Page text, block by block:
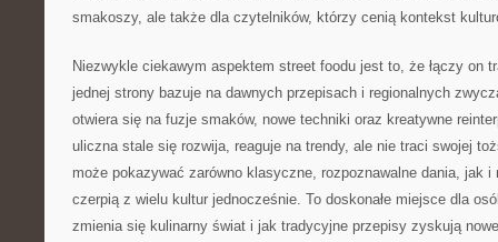
smakoszy, ale także dla czytelników, którzy cenią kontekst
Niezwykle ciekawym aspektem street foodu jest to, że łączy on
jednej strony bazuje na dawnych przepisach i regionalnych
otwiera się na fuzje smaków, nowe techniki oraz kreatywne
uliczna stale się rozwija, reaguje na trendy, ale nie traci swojej
może pokazywać zarówno klasyczne, rozpoznawalne dania, jak i
czerpią z wielu kultur jednocześnie. To doskonałe miejsce dla
zmienia się kulinarny świat i jak tradycyjne przepisy zyskują